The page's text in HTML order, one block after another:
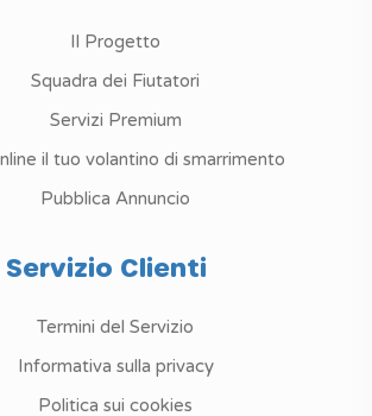
Il Progetto
Squadra dei Fiutatori
Servizi Premium
il tuo volantino di smarrimento
Pubblica Annuncio
Servizio Clienti
Termini del Servizio
Informativa sulla privacy
Politica sui cookies